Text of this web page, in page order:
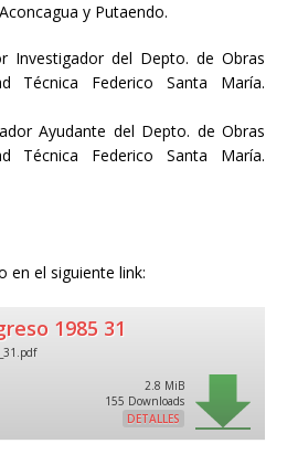
y Putaendo.
Investigador del Depto. de Obras
Técnica Federico Santa María.
Ayudante del Depto. de Obras
Técnica Federico Santa María.
en el siguiente link:
1985 31
2.8 MiB
155 Downloads
DETALLES